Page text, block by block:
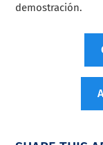
demostración.